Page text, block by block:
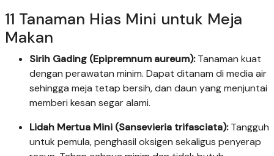
11 Tanaman Hias Mini untuk Meja
Makan
Sirih Gading (Epipremnum aureum):Tanaman kuat
dengan perawatan minim. Dapat ditanam di media air
sehingga meja tetap bersih, dan daun yang menjuntai
memberi kesan segar alami.
Lidah Mertua Mini (Sansevieria trifasciata):Tangguh
untuk pemula, penghasil oksigen sekaligus penyerap